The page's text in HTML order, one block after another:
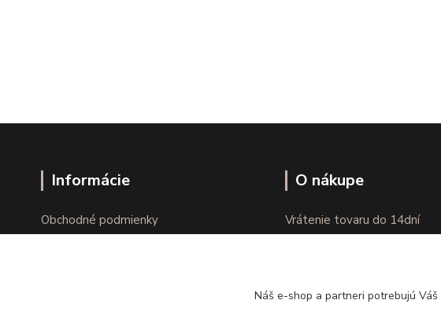
Informácie
Obchodné podmienky
O nákupe
Vrátenie tovaru do 14dní
Náš e-shop a partneri potrebujú Váš